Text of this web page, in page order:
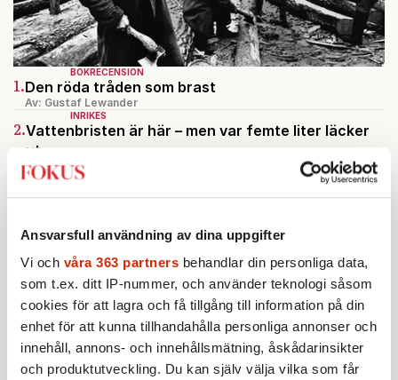
Ansvarsfull användning av dina uppgifter
Vi och våra 363 partners behandlar din personliga data,
som t.ex. ditt IP-nummer, och använder teknologi såsom
cookies för att lagra och få tillgång till information på din
enhet för att kunna tillhandahålla personliga annonser och
innehåll, annons- och innehållsmätning, åskådarinsikter
och produktutveckling. Du kan själv välja vilka som får
BOKRECENSION
1.Den röda tråden som brast
Av: Gustaf Lewander
INRIKES
2.Vattenbristen är här – men var femte liter läcker
ut
Av: Susanne Gäre
KRÖNIKA
3.Frans Wachtmeister:Ja, AC är ett hot mot den
KRÖNIKA
4.Nina Lekander:På ”Kommunisthögskolan” drömde
alla om att vara arbetarklass
STICKET
5.Bitte Assarmo:
Sagan om den lågbegåvade
ursprungsbefolkningen i Filipstad
KRÖNIKA
6.Sakine Madon:Efter islamistdådet oroar sig
vänstern för Agnes Wold